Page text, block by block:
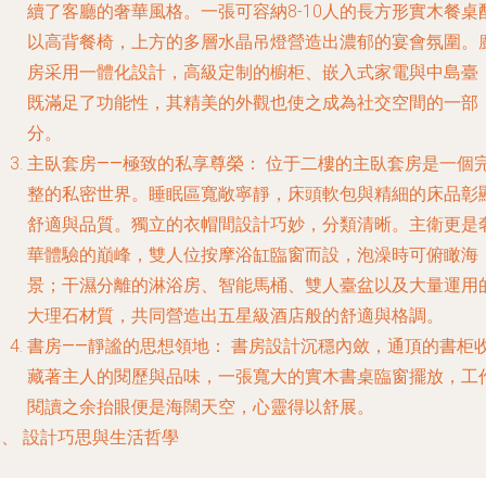
續了客廳的奢華風格。一張可容納8-10人的長方形實木餐桌
以高背餐椅，上方的多層水晶吊燈營造出濃郁的宴會氛圍。
房采用一體化設計，高級定制的櫥柜、嵌入式家電與中島臺
既滿足了功能性，其精美的外觀也使之成為社交空間的一部
分。
主臥套房——極致的私享尊榮： 位于二樓的主臥套房是一個
整的私密世界。睡眠區寬敞寧靜，床頭軟包與精細的床品彰
舒適與品質。獨立的衣帽間設計巧妙，分類清晰。主衛更是
華體驗的巔峰，雙人位按摩浴缸臨窗而設，泡澡時可俯瞰海
景；干濕分離的淋浴房、智能馬桶、雙人臺盆以及大量運用
大理石材質，共同營造出五星級酒店般的舒適與格調。
書房——靜謐的思想領地： 書房設計沉穩內斂，通頂的書柜
藏著主人的閱歷與品味，一張寬大的實木書桌臨窗擺放，工
閱讀之余抬眼便是海闊天空，心靈得以舒展。
設計巧思與生活哲學